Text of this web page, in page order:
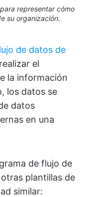
representar cómo
su organización.
de datos de
el
la información
los datos se
datos
en una
de flujo de
plantillas de
similar: